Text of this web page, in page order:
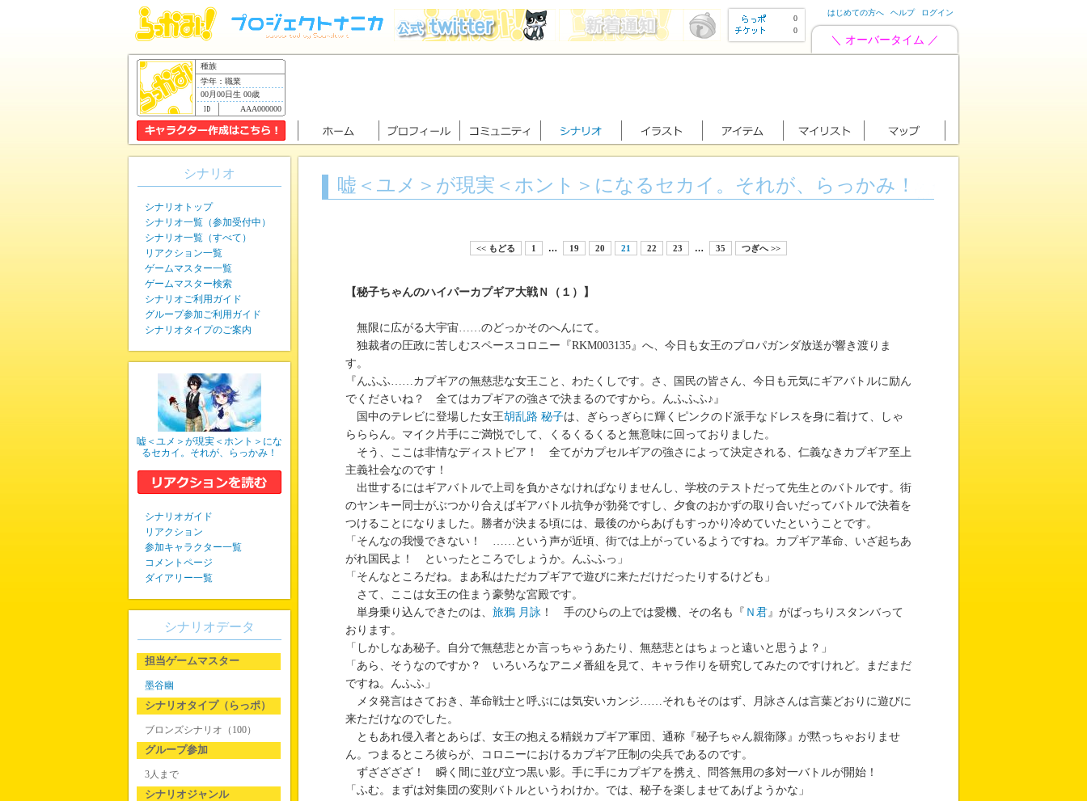
0
0
はじめての方へ ヘルプ ログイン
＼ オーバータイム ／
種族
学年：職業
00月00日生 00歳
AAA000000
嘘＜ユメ＞が現実＜ホント＞になるセカイ。それが、らっかみ！
<< もどる 1 … 19 20 21 22 23 … 35 つぎへ >>
【秘子ちゃんのハイパーカプギア大戦Ｎ（１）】
無限に広がる大宇宙……のどっかそのへんにて。
独裁者の圧政に苦しむスペースコロニー『RKM003135』へ、今日も女王のプロパガンダ放送が響き渡りま
す。
『んふふ……カプギアの無慈悲な女王こと、わたくしです。さ、国民の皆さん、今日も元気にギアバトルに励ん
でくださいね？ 全てはカプギアの強さで決まるのですから。んふふふ♪』
国中のテレビに登場した女王胡乱路 秘子は、ぎらっぎらに輝くピンクのド派手なドレスを身に着けて、しゃ
らららん。マイク片手にご満悦でして、くるくるくると無意味に回っておりました。
そう、ここは非情なディストピア！ 全てがカプセルギアの強さによって決定される、仁義なきカプギア至上
主義社会なのです！
出世するにはギアバトルで上司を負かさなければなりませんし、学校のテストだって先生とのバトルです。街
のヤンキー同士がぶつかり合えばギアバトル抗争が勃発ですし、夕食のおかずの取り合いだってバトルで決着を
つけることになりました。勝者が決まる頃には、最後のからあげもすっかり冷めていたということです。
「そんなの我慢できない！ ……という声が近頃、街では上がっているようですね。カプギア革命、いざ起ちあ
がれ国民よ！ といったところでしょうか。んふふっ」
「そんなところだね。まあ私はただカプギアで遊びに来ただけだったりするけども」
さて、ここは女王の住まう豪勢な宮殿です。
単身乗り込んできたのは、 旅鴉 月詠 ！ 手のひらの上では愛機、その名も『 Ｎ君』がばっちりスタンバって
おります。
「しかしなあ秘子。自分で無慈悲とか言っちゃうあたり、無慈悲とはちょっと遠いと思うよ？」
「あら、そうなのですか？ いろいろなアニメ番組を見て、キャラ作りを研究してみたのですけれど。まだまだ
ですね。んふふ」
メタ発言はさておき、革命戦士と呼ぶには気安いカンジ……それもそのはず、月詠さんは言葉どおりに遊びに
来ただけなのでした。
ともあれ侵入者とあらば、女王の抱える精鋭カプギア軍団、通称『秘子ちゃん親衛隊』が黙っちゃおりませ
ん。つまるところ彼らが、コロニーにおけるカプギア圧制の尖兵であるのです。
ずざざざざ！ 瞬く間に並び立つ黒い影。手に手にカプギアを携え、問答無用の多対一バトルが開始！
「ふむ。まずは対集団の変則バトルというわけか。では、秘子を楽しませてあげようかな」
シナリオ
シナリオトップ
シナリオ一覧（参加受付中）
シナリオ一覧（すべて）
リアクション一覧
ゲームマスター一覧
ゲームマスター検索
シナリオご利用ガイド
グループ参加ご利用ガイド
シナリオタイプのご案内
嘘＜ユメ＞が現実＜ホント＞にな
るセカイ。それが、らっかみ！
シナリオガイド
リアクション
参加キャラクター一覧
コメントページ
ダイアリー一覧
シナリオデータ
担当ゲームマスター
墨谷幽
シナリオタイプ（らっポ）
ブロンズシナリオ（100）
グループ参加
3人まで
シナリオジャンル